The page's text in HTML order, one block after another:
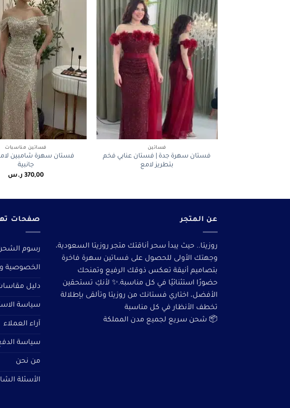
+
فساتين
فستان سهرة جدة | فستان عنابي فخم
بتطريز لامع
فساتين مناسبات
فستان سهرة شامبين
جانبية
370,00 ر.س
عن المتجر
روزيتا.. حيث يبدأ سحر أناقتك متجر روزيتا السعودية،
وجهتك الأولى للحصول على فساتين سهرة فاخرة
بتصاميم أنيقة تعكس ذوقك الرفيع وتمنحك
حضورًا استثنائيًا في كل مناسبة.✨ لأنكِ تستحقين
الأفضل، اختاري فستانك من روزيتا وتألقى بإطلالة
تخطف الأنظار في كل مناسبة
📦 شحن سريع لجميع مدن المملكة
صفحات
رسوم
الخصوصية
دليل
سياسة
آراء العملاء
سياسة
من نحن
الأسئلة